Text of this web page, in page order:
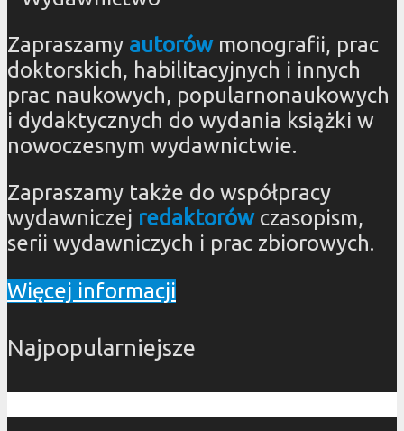
Zapraszamy autorówmonografii, prac
doktorskich, habilitacyjnych i innych
prac naukowych, popularnonaukowych
i dydaktycznych do wydania książki w
nowoczesnym wydawnictwie.
Zapraszamy także do współpracy
wydawniczej redaktorówczasopism,
serii wydawniczych i prac zbiorowych.
Więcej informacji
Najpopularniejsze